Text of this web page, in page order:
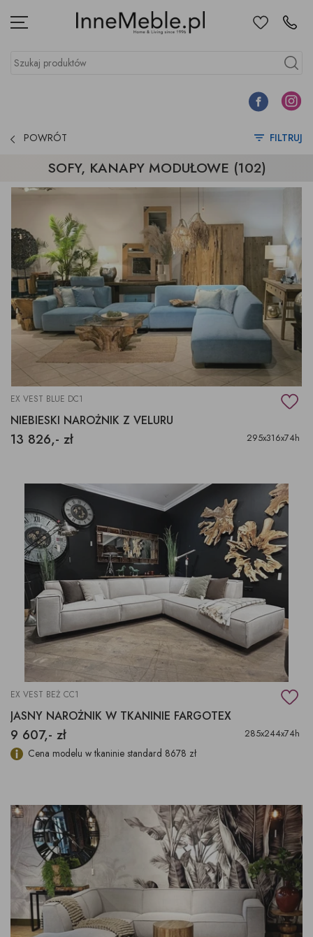
Menu UlubioneKontakt
Szukaj produktów
Szukaj
Facebook
POWRÓT FILTRUJ
SOFY, KANAPY MODUŁOWE (102)
EX VEST BLUE DC1
NIEBIESKI NAROŻNIK Z VELURU
13 826,- zł 295x316x74h
EX VEST BEŻ CC1
JASNY NAROŻNIK W TKANINIE FARGOTEX
9 607,- zł 285x244x74h
Cena modelu w tkaninie standard 8678 zł